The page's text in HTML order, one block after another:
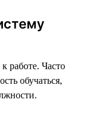
работе. Часто
обучаться,